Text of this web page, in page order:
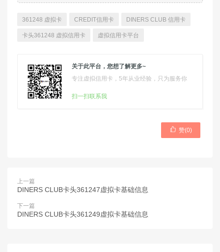
361248 虚拟卡 CREDIT信用卡 DINERS CLUB 信用卡
卡头361248 虚拟信用卡 虚拟信用卡平台
关于此平台，您想了解更多~
专注虚拟信用卡，5年从业经验，只为服务你
扫一扫联系我
 赞(0)
上一篇
DINERS CLUB卡头361247虚拟卡基础信息
下一篇
DINERS CLUB卡头361249虚拟卡基础信息